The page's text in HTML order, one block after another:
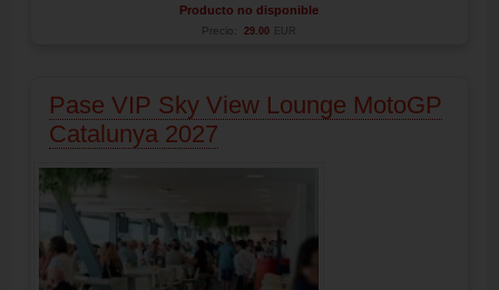
Producto no disponible
Precio: 29.00 EUR
Pase VIP Sky View Lounge MotoGP
Catalunya 2027